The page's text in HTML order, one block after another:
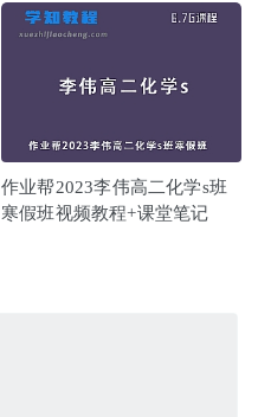
作业帮2023李伟高二化学s班
寒假班视频教程+课堂笔记